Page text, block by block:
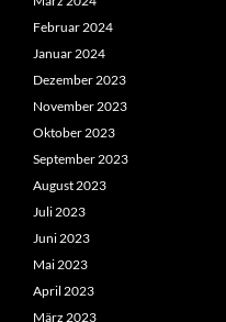
Februar 2024
Januar 2024
Dezember 2023
November 2023
Oktober 2023
September 2023
August 2023
Juli 2023
Juni 2023
Mai 2023
April 2023
März 2023